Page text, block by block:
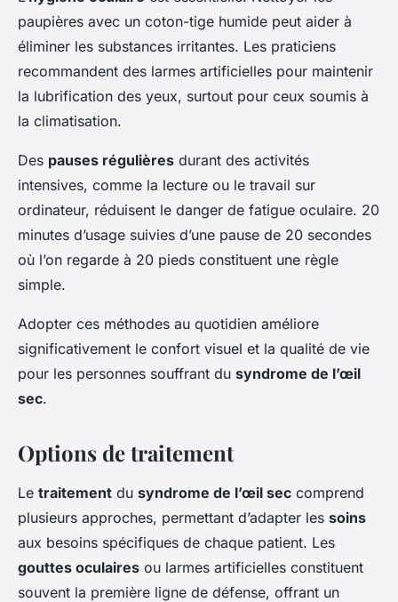
paupières avec un coton-tige humide peut aider à
éliminer les substances irritantes. Les praticiens
recommandent des larmes artificielles pour maintenir
la lubrification des yeux, surtout pour ceux soumis à
la climatisation.
Des pauses régulières durant des activités
intensives, comme la lecture ou le travail sur
ordinateur, réduisent le danger de fatigue oculaire. 20
minutes d’usage suivies d’une pause de 20 secondes
où l’on regarde à 20 pieds constituent une règle
simple.
Adopter ces méthodes au quotidien améliore
significativement le confort visuel et la qualité de vie
pour les personnes souffrant du syndrome de l’œil
sec.
Options de traitement
Le traitement du syndrome de l’œil sec comprend
plusieurs approches, permettant d’adapter les soins
aux besoins spécifiques de chaque patient. Les
gouttes oculaires ou larmes artificielles constituent
souvent la première ligne de défense, offrant un